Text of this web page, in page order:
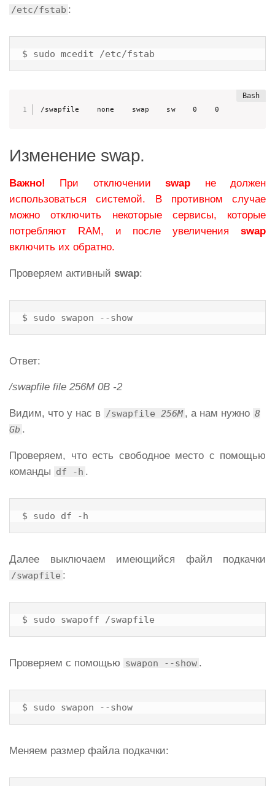
/etc/fstab :
$ sudo mcedit /etc/fstab
/swapfile    none    swap    sw    0    0
Изменение swap.
Важно! При отключенииswap не должен
использоваться системой. В противном случае
можно отключить некоторые сервисы, которые
потребляют RAM, и после увеличения swap
включить их обратно.
Проверяем активный swap:
$ sudo swapon --show
Ответ:
/swapfile file 256M 0B -2
Видим, что у нас в /swapfile 256M , а нам нужно 8
Gb .
Проверяем, что есть свободное место с помощью
команды df -h .
$ sudo df -h
Далее выключаем имеющийся файл подкачки
/swapfile :
$ sudo swapoff /swapfile
Проверяем с помощью swapon --show .
$ sudo swapon --show
Меняем размер файла подкачки: